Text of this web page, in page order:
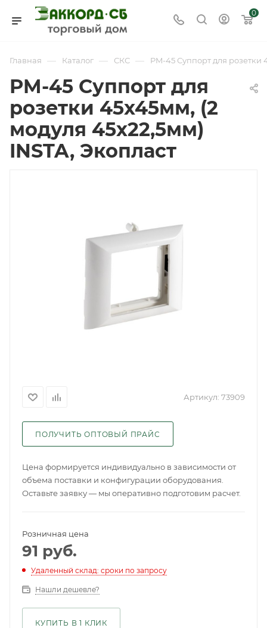
0
Главная — Каталог — СКС — PM-45 Суппорт для розетки
PM-45 Суппорт для
розетки 45x45мм, (2
модуля 45х22,5мм)
INSTA, Экопласт
Артикул: 73909
ПОЛУЧИТЬ ОПТОВЫЙ ПРАЙС
Цена формируется индивидуально в зависимости от
объема поставки и конфигурации оборудования.
Оставьте заявку — мы оперативно подготовим расчет.
Розничная цена
91 руб.
Удаленный склад: сроки по запросу
Нашли дешевле?
КУПИТЬ В 1 КЛИК